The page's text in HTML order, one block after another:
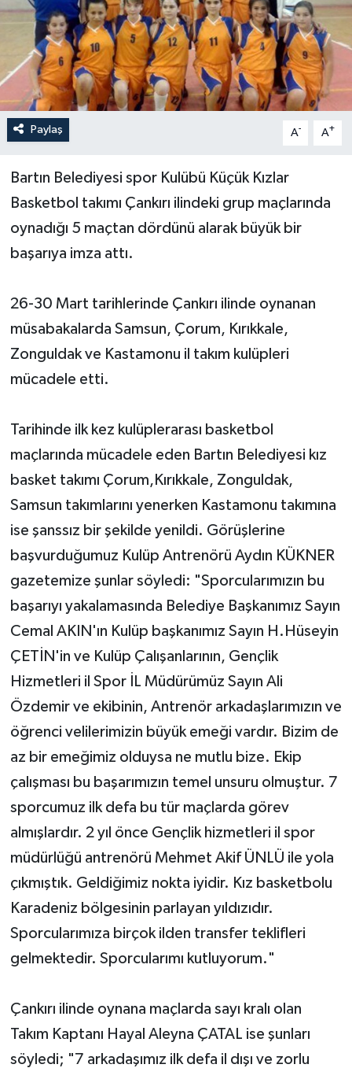
Paylaş A- A+
Bartın Belediyesi spor Kulübü Küçük Kızlar
Basketbol takımı Çankırı ilindeki grup maçlarında
oynadığı 5 maçtan dördünü alarak büyük bir
başarıya imza attı.
26-30 Mart tarihlerinde Çankırı ilinde oynanan
müsabakalarda Samsun, Çorum, Kırıkkale,
Zonguldak ve Kastamonu il takım kulüpleri
mücadele etti.
Tarihinde ilk kez kulüplerarası basketbol
maçlarında mücadele eden Bartın Belediyesi kız
basket takımı Çorum,Kırıkkale, Zonguldak,
Samsun takımlarını yenerken Kastamonu takımına
ise şanssız bir şekilde yenildi. Görüşlerine
başvurduğumuz Kulüp Antrenörü Aydın KÜKNER
gazetemize şunlar söyledi: "Sporcularımızın bu
başarıyı yakalamasında Belediye Başkanımız Sayın
Cemal AKIN'ın Kulüp başkanımız Sayın H.Hüseyin
ÇETİN'in ve Kulüp Çalışanlarının, Gençlik
Hizmetleri il Spor İL Müdürümüz Sayın Ali
Özdemir ve ekibinin, Antrenör arkadaşlarımızın ve
öğrenci velilerimizin büyük emeği vardır. Bizim de
az bir emeğimiz olduysa ne mutlu bize. Ekip
çalışması bu başarımızın temel unsuru olmuştur. 7
sporcumuz ilk defa bu tür maçlarda görev
almışlardır. 2 yıl önce Gençlik hizmetleri il spor
müdürlüğü antrenörü Mehmet Akif ÜNLÜ ile yola
çıkmıştık. Geldiğimiz nokta iyidir. Kız basketbolu
Karadeniz bölgesinin parlayan yıldızıdır.
Sporcularımıza birçok ilden transfer teklifleri
gelmektedir. Sporcularımı kutluyorum."
Çankırı ilinde oynana maçlarda sayı kralı olan
Takım Kaptanı Hayal Aleyna ÇATAL ise şunları
söyledi; "7 arkadaşımız ilk defa il dışı ve zorlu
Spor
Tarım
Turizm
Yerel Yönetimler
DÜNYA